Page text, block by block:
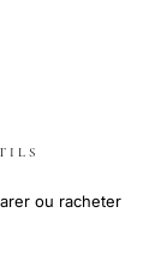
ou racheter